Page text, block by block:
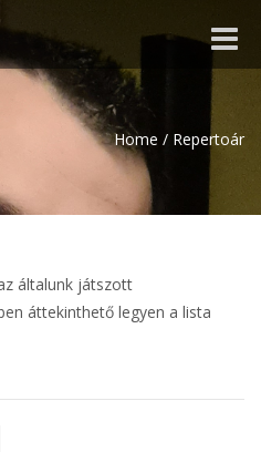
Toggle
Home / Repertoár
általunk játszott
áttekinthető legyen a lista